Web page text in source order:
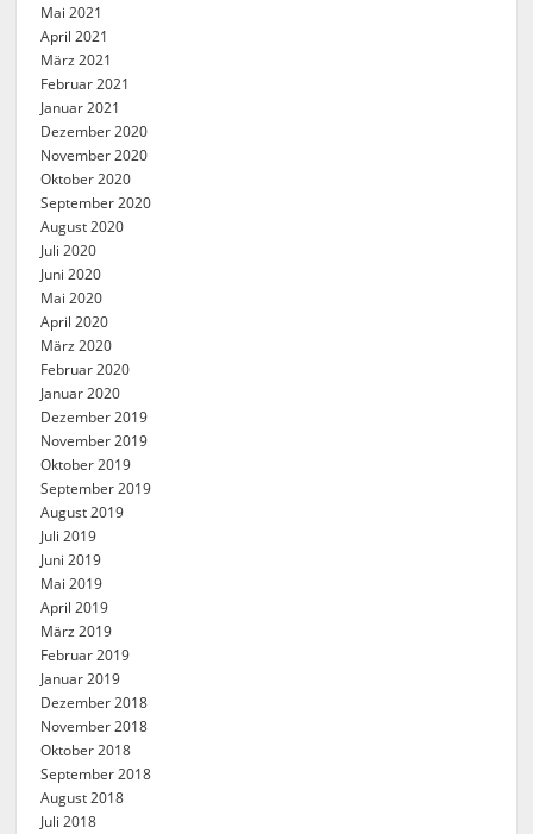
Mai 2021
April 2021
März 2021
Februar 2021
Januar 2021
Dezember 2020
November 2020
Oktober 2020
September 2020
August 2020
Juli 2020
Juni 2020
Mai 2020
April 2020
März 2020
Februar 2020
Januar 2020
Dezember 2019
November 2019
Oktober 2019
September 2019
August 2019
Juli 2019
Juni 2019
Mai 2019
April 2019
März 2019
Februar 2019
Januar 2019
Dezember 2018
November 2018
Oktober 2018
September 2018
August 2018
Juli 2018